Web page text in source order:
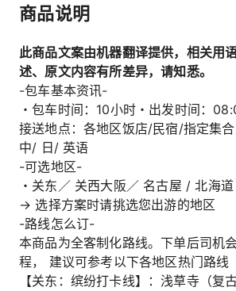
商品说明
此商品文案由机器翻译提供，相关用
述、原文内容有所差异，请知悉。
-包车基本资讯-
・包车时间：10小时・出发时间：
接送地点：各地区饭店/民宿/指定集合
中/ 日/ 英语
-可选地区-
・关东／ 关西大阪／ 名古屋 / 北海
→ 选择方案时请挑选您出游的地区
-路线怎么订-
本商品为全客制化路线。下单后司机
程， 建议可参考以下各地区热门路线
【关东：缤纷打卡线】：浅草寺（